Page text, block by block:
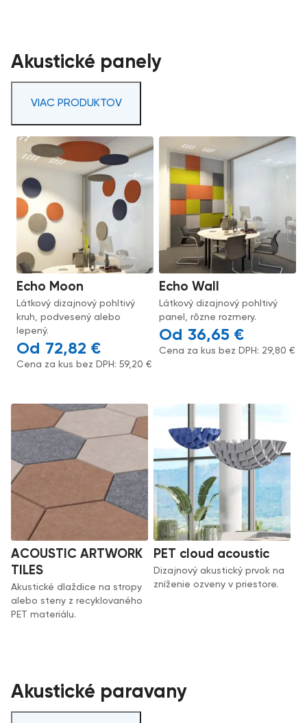
Akustické panely
VIAC PRODUKTOV
Echo Moon
Látkový dizajnový pohltivý
kruh, podvesený alebo
lepený.
72,82 €
Cena za kus bez DPH:59,20€
Echo Wall
Látkový dizajnový pohltivý
panel, rôzne rozmery.
36,65 €
Cena za kus bez DPH: 29,80€
ACOUSTIC ARTWORK
TILES
Akustické dlaždice na stropy
alebo steny z recyklovaného
PET materiálu.
PET cloud acoustic
Dizajnový akustický prvok na
zníženie ozveny v priestore.
Akustické paravany